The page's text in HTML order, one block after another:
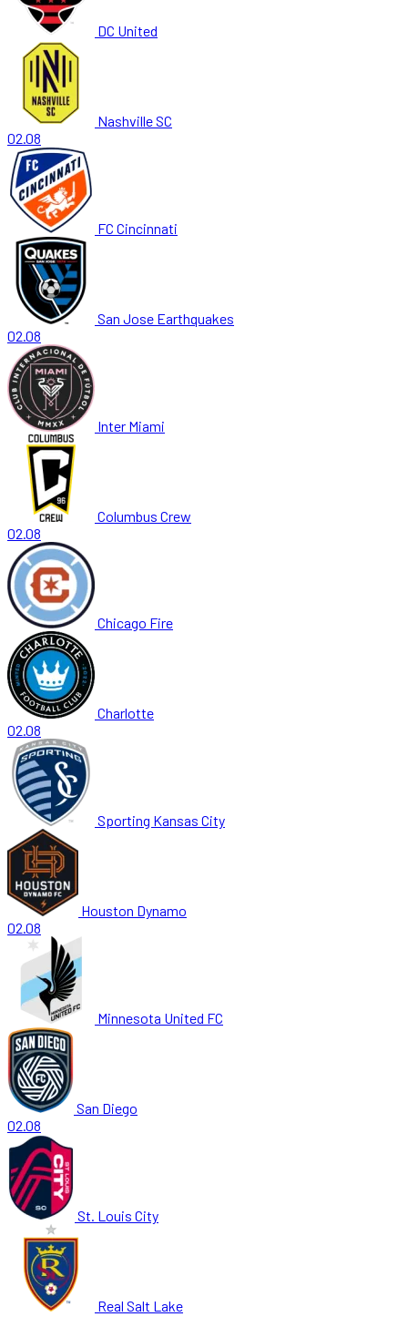
DC United
Nashville SC
02.08
FC Cincinnati
San Jose Earthquakes
02.08
Inter Miami
Columbus Crew
02.08
Chicago Fire
Charlotte
02.08
Sporting Kansas City
Houston Dynamo
02.08
Minnesota United FC
San Diego
02.08
St. Louis City
Real Salt Lake